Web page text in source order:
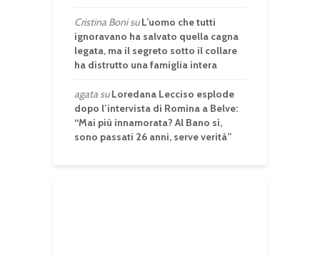
Cristina BonisuL’uomo che tutti
ignoravano ha salvato quella cagna
legata, ma il segreto sotto il collare
ha distrutto una famiglia intera
agatasuLoredana Lecciso esplode
dopo l’intervista di Romina a Belve:
“Mai più innamorata? Al Bano sì,
sono passati 26 anni, serve verità”